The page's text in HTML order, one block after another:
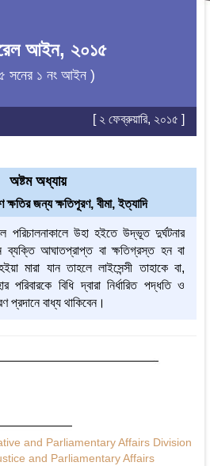
আইন, ২০১৫
সনের ১ নং আইন )
[ ২ ফেব্রুয়ারি, ২০১৫ ]
অষ্টম অধ্যায়
ক্ষতির জন্য ক্ষতিপূরণ, বীমা, ইত্যাদি
পরিচালনাকালে উহা হইতে উদ্ভূত দুর্ঘটনার
আঘাতপ্রাপ্ত বা ক্ষতিগ্রস্ত হন বা
মারা যান তাহলে লাইসেন্সী তাহাকে বা,
পরিবারকে বিধি দ্বারা নির্ধারিত পদ্ধতি ও
প্রদানে বাধ্য থাকিবেন।
and Parliamentary Affairs Division
and Parliamentary Affairs